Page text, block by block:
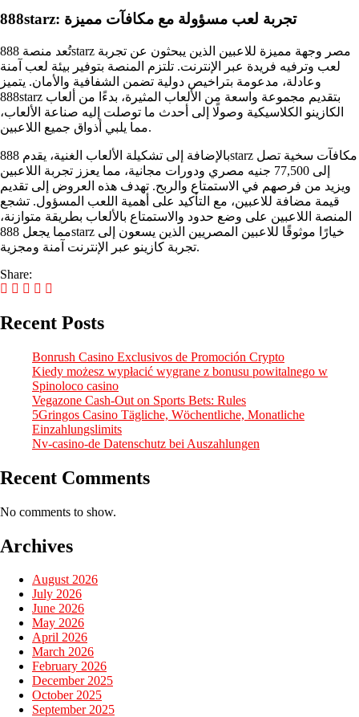
888starz: تجربة لعب مسؤولة مع مكافآت مميزة
تُعد منصة 888starz مصر وجهة مميزة للاعبين الذين يبحثون عن تجربة
لعب وترفيه فريدة عبر الإنترنت. تلتزم المنصة بتوفير بيئة لعب آمنة
وعادلة، مدعومة بتراخيص دولية تضمن الشفافية والأمان. يتميز
888starz بتقديم مجموعة واسعة من الألعاب المثيرة، بدءًا من ألعاب
الكازينو الكلاسيكية وصولًا إلى أحدث ما توصلت إليه صناعة الألعاب،
مما يلبي أذواق جميع اللاعبين.
بالإضافة إلى تشكيلة الألعاب الغنية، يقدم 888starz مكافآت سخية تصل
إلى 77,500 جنيه مصري ودورات مجانية، مما يعزز تجربة اللاعبين
ويزيد من فرصهم في الاستمتاع والربح. تهدف هذه العروض إلى تقديم
قيمة مضافة للاعبين، مع التأكيد على أهمية اللعب المسؤول. تشجع
المنصة اللاعبين على وضع حدود والاستمتاع بالألعاب بطريقة متوازنة،
مما يجعل 888starz خيارًا موثوقًا للاعبين المصريين الذين يسعون إلى
تجربة كازينو عبر الإنترنت آمنة ومجزية.
Share:
Recent Posts
Bonrush Casino Exclusivos de Promoción Crypto
Kiedy możesz wypłacić wygrane z bonusu powitalnego w
Spinoloco casino
Vegazone Cash-Out on Sports Bets: Rules
5Gringos Casino Tägliche, Wöchentliche, Monatliche
Einzahlungslimits
Nv-casino-de Datenschutz bei Auszahlungen
Recent Comments
No comments to show.
Archives
August 2026
July 2026
June 2026
May 2026
April 2026
March 2026
February 2026
December 2025
October 2025
September 2025